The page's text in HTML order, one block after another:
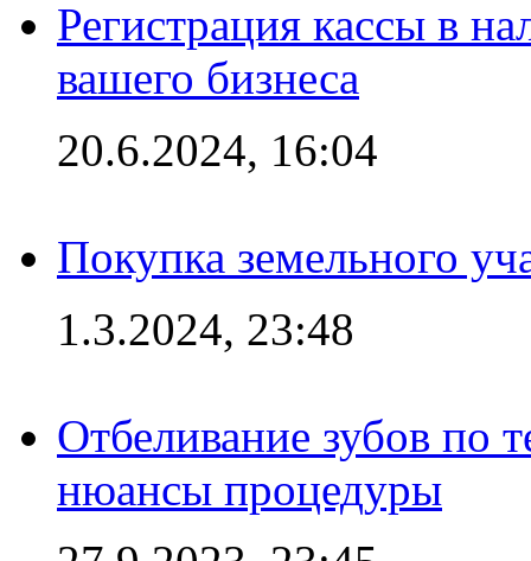
Регистрация кассы в
вашего бизнеса
20.6.2024, 16:04
Покупка земельного
1.3.2024, 23:48
Отбеливание зубов по
нюансы процедуры